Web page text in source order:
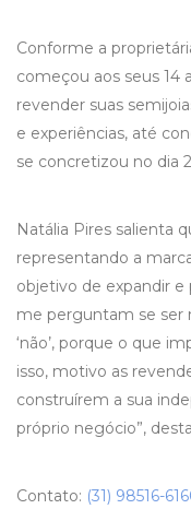
Conforme a
começou aos seus 14
revender suas
e experiências, até
se concretizou no dia
Natália Pires salienta
representando a
objetivo de expandir e
me perguntam se ser
‘não’, porque o que
isso, motivo as
construírem a sua
próprio negócio”,
Contato: (31) 98516-